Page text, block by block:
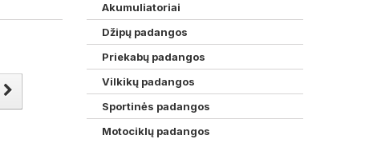
Akumuliatoriai
Džipų padangos
Priekabų padangos
Vilkikų padangos
Sportinės padangos
Motociklų padangos